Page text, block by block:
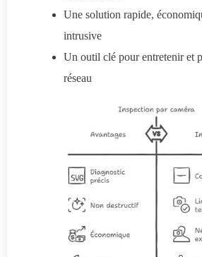
Une solution rapide,
intrusive
Un outil clé pour entretenir et
réseau